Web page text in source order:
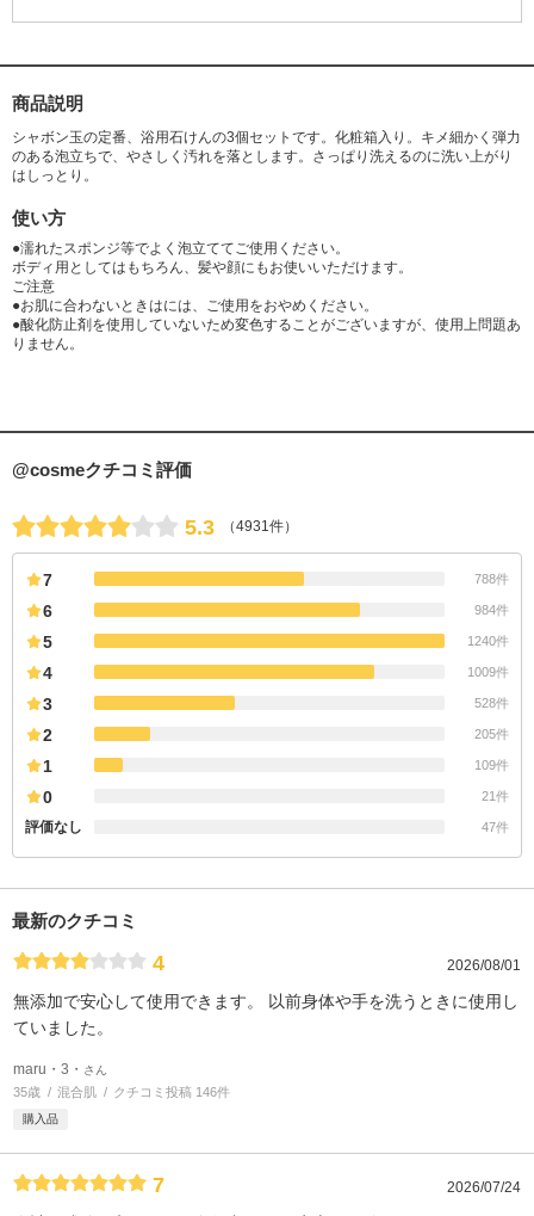
商品説明
シャボン玉の定番、浴用石けんの3個セットです。化粧箱入り。キメ細かく弾力
のある泡立ちで、やさしく汚れを落とします。さっぱり洗えるのに洗い上がり
はしっとり。
使い方
●濡れたスポンジ等でよく泡立ててご使用ください。
ボディ用としてはもちろん、髪や顔にもお使いいただけます。
ご注意
●お肌に合わないときはには、ご使用をおやめください。
●酸化防止剤を使用していないため変色することがございますが、使用上問題あ
りません。
@cosmeクチコミ評価
5.3 （4931件）
7 788件
6 984件
5 1240件
4 1009件
3 528件
2 205件
1 109件
0 21件
評価なし 47件
最新のクチコミ
4 2026/08/01
無添加で安心して使用できます。 以前身体や手を洗うときに使用し
ていました。
maru・3・ さん
35歳 混合肌 クチコミ投稿 146件
購入品
7 2026/07/24